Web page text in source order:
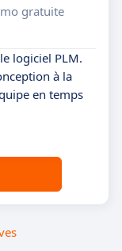
gratuite
logiciel PLM.
à la
en temps